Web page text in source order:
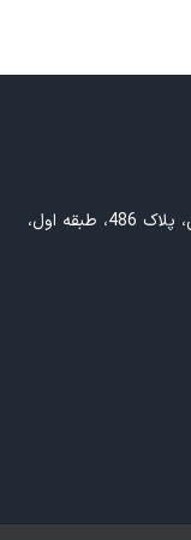
تهران، خیابان آزادی، نبش استاد معین، پلاک 486، طبقه اول،